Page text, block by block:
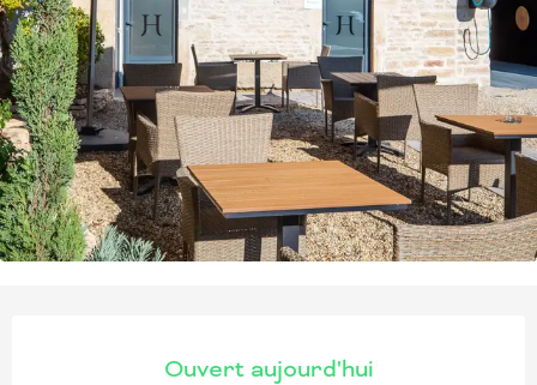
OUVERTURE ET
Ouvert aujourd'hui